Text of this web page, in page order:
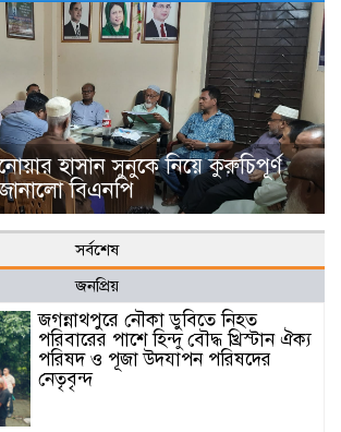
হাসান সুনুকে নিয়ে কুরুচিপূর্ণ
জানালো বিএনপি
সর্বশেষ
জনপ্রিয়
জগন্নাথপুরে নৌকা ডুবিতে নিহত
পরিবারের পাশে হিন্দু বৌদ্ধ খ্রিস্টান ঐক্য
পরিষদ ও পূজা উদযাপন পরিষদের
নেতৃবৃন্দ